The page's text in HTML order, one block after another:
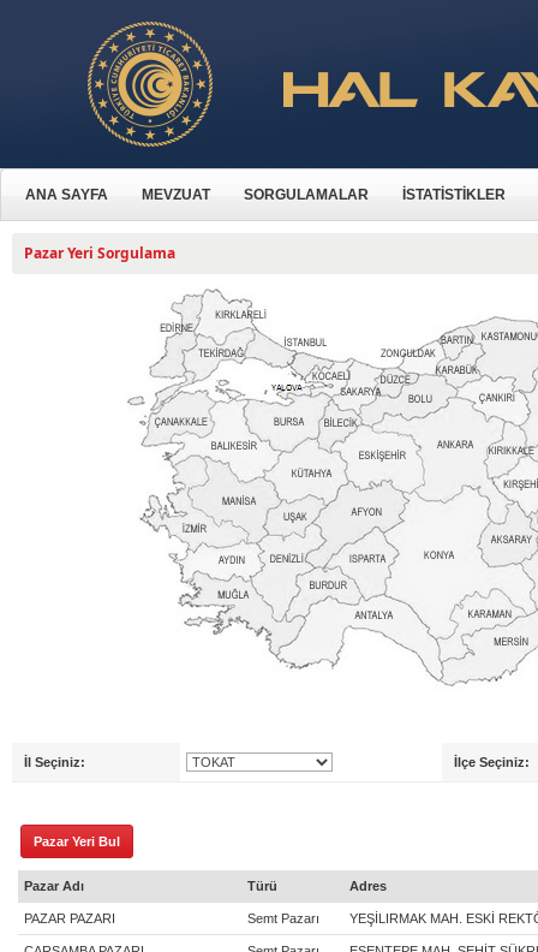
ANA SAYFA MEVZUAT SORGULAMALAR İSTATİSTİKLER
Pazar Yeri Sorgulama
İl Seçiniz: İlçe Seçiniz:
Pazar Adı Türü Adres
PAZAR PAZARI Semt Pazarı YEŞİLIRMAK MAH. ESKİ